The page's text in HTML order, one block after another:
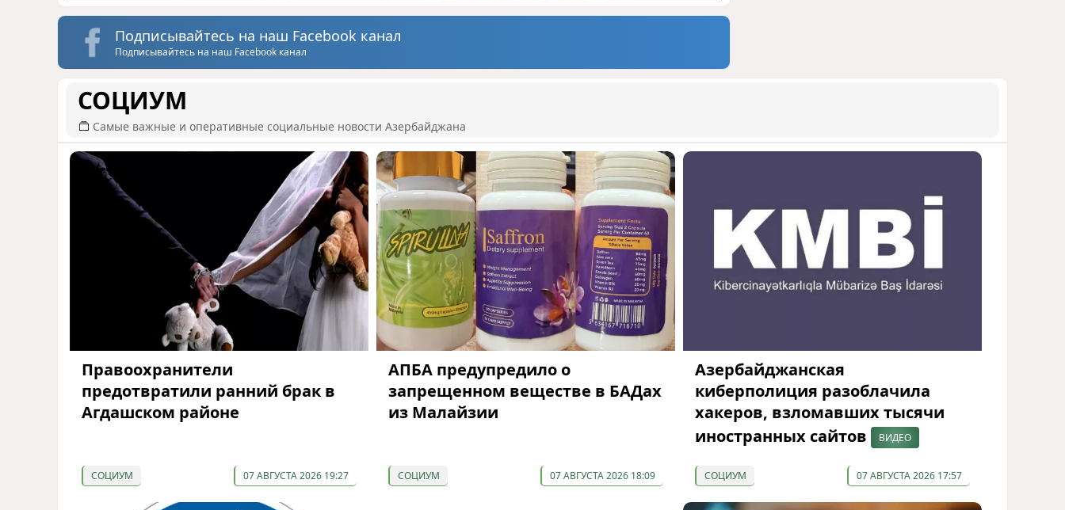
Подписывайтесь на наш Facebook канал
Подписывайтесь на наш Facebook канал
СОЦИУМ
Самые важные и оперативные социальные новости Азербайджана
Правоохранители
предотвратили ранний брак в
Агдашском районе
СОЦИУМ 07 АВГУСТА 2026 19:27
АПБА предупредило о
запрещенном веществе в БАДах
из Малайзии
СОЦИУМ 07 АВГУСТА 2026 18:09
Азербайджанская
киберполиция разоблачила
хакеров, взломавших тысячи
иностранных сайтов
ВИДЕО
СОЦИУМ 07 АВГУСТА 2026 17:57